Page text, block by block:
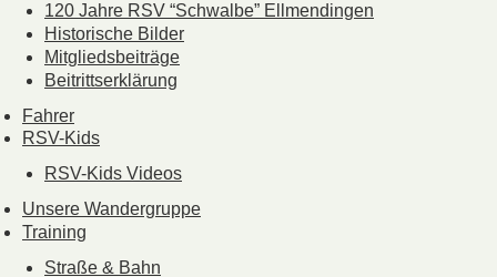
120 Jahre RSV “Schwalbe” Ellmendingen
Historische Bilder
Mitgliedsbeiträge
Beitrittserklärung
Fahrer
RSV-Kids
RSV-Kids Videos
Unsere Wandergruppe
Training
Straße & Bahn